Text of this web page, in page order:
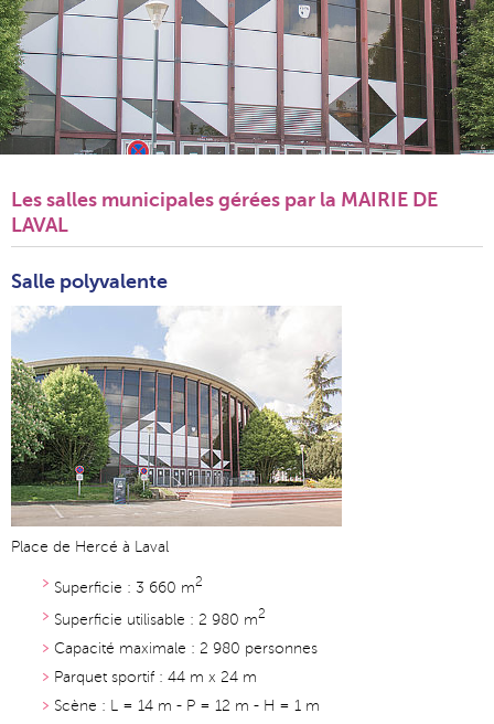
Les salles municipales gérées par la MAIRIE DE
LAVAL
Salle polyvalente
Place de Hercé à Laval
Superficie : 3 660 m2
Superficie utilisable : 2 980 m2
Capacité maximale : 2 980 personnes
Parquet sportif : 44 m x 24 m
Scène : L = 14 m - P = 12 m - H = 1 m